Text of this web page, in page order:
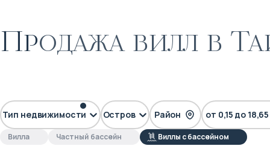
Продажа вилл в
Тип недвижимости Остров Район от 0,15 до
$500 000 –
Вилла Частный бассейн Виллы с бассейном